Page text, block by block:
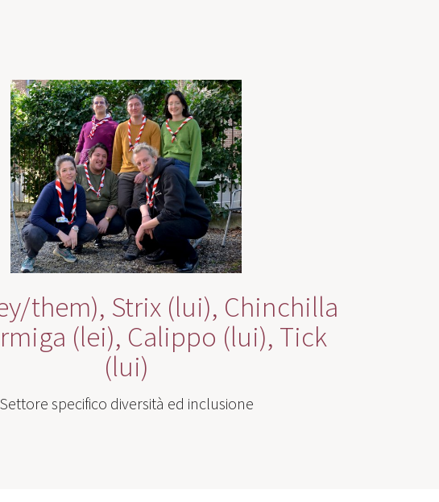
them), Strix (lui), Chinchilla
(lei), Calippo (lui), Tick
(lui)
Settore specifico diversità ed inclusione